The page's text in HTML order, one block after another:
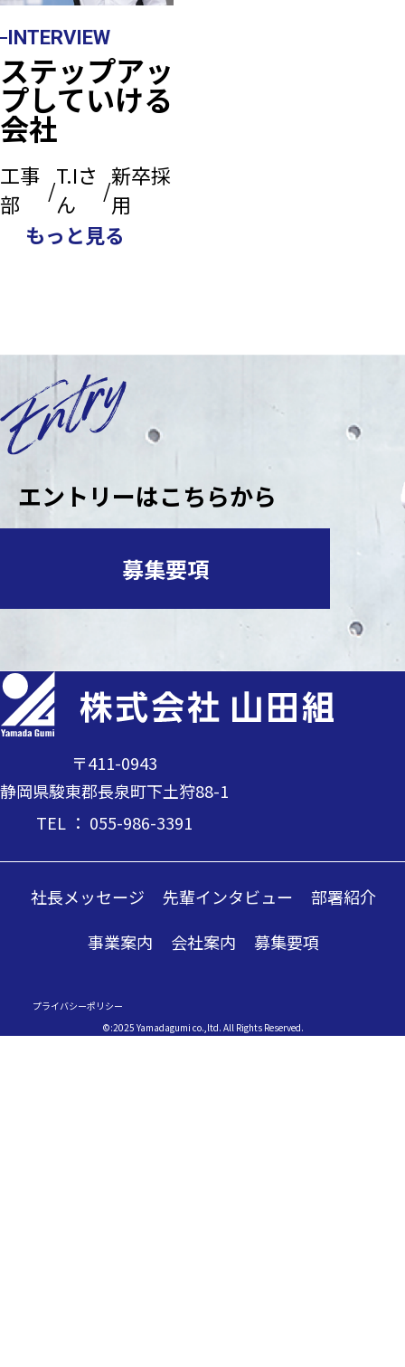
INTERVIEW
ステップアッ
プしていける
会社
工事
部
T.Iさ
ん
新卒採
用
もっと見る
エントリーはこちらから
募集要項
〒411-0943
静岡県駿東郡長泉町下土狩88-1
TEL ： 055-986-3391
社長メッセージ 先輩インタビュー
部署紹介
事業案内
会社案内 募集要項
プライバシーポリシー
©:2025 Yamadagumi co.,ltd. All Rights Reserved.